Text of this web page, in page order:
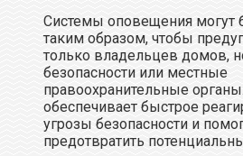
Системы оповещения могут
таким образом, чтобы
только владельцев домов,
безопасности или местные
правоохранительные
обеспечивает быстрое
угрозы безопасности и
предотвратить